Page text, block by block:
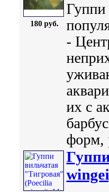
180 руб.
Гуппи
-
их с
форм,